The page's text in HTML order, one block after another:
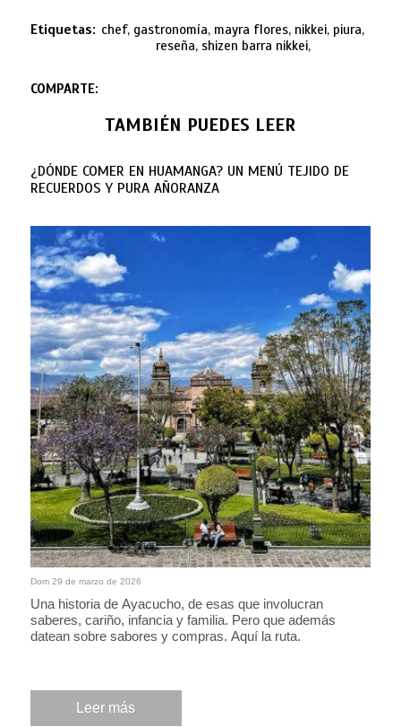
Etiquetas: chef, gastronomía, mayra flores, nikkei, piura,
reseña, shizen barra nikkei,
COMPARTE:
TAMBIÉN PUEDES LEER
¿DÓNDE COMER EN HUAMANGA? UN MENÚ TEJIDO DE
RECUERDOS Y PURA AÑORANZA
Dom 29 de marzo de 2026
Una historia de Ayacucho, de esas que involucran
saberes, cariño, infancia y familia. Pero que además
datean sobre sabores y compras. Aquí la ruta.
Leer más